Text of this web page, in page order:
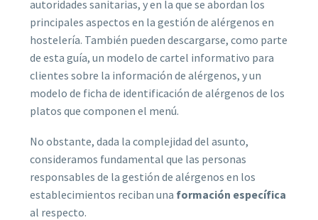
autoridades sanitarias, y en la que se abordan los
principales aspectos en la gestión de alérgenos en
hostelería. También pueden descargarse, como parte
de esta guía, un modelo de cartel informativo para
clientes sobre la información de alérgenos, y un
modelo de ficha de identificación de alérgenos de los
platos que componen el menú.
No obstante, dada la complejidad del asunto,
consideramos fundamental que las personas
responsables de la gestión de alérgenos en los
establecimientos reciban una formación específica
al respecto.